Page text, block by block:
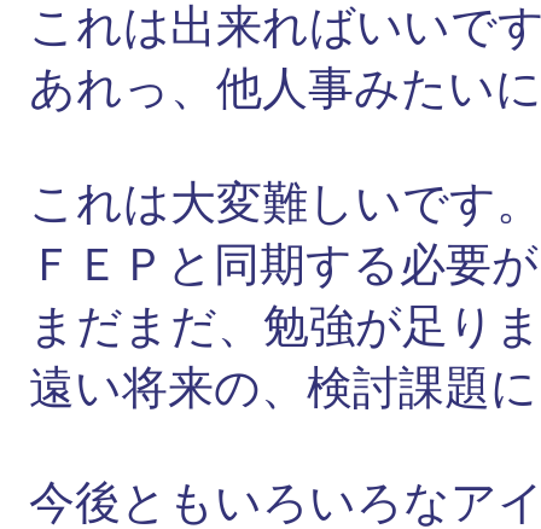
これは出来ればいいで
あれっ、他人事みたい
これは大変難しいです。
ＦＥＰと同期する必要
まだまだ、勉強が足り
遠い将来の、検討課題
今後ともいろいろなア